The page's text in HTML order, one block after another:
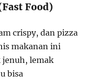
Food)
crispy, dan pizza
makanan ini
jenuh, lemak
bisa